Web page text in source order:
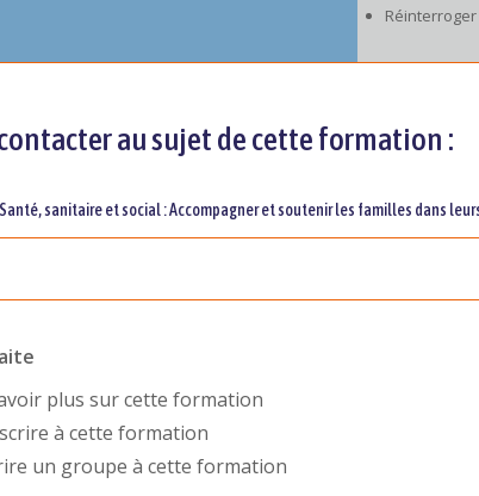
au sujet de cette formation :
sanitaire et social : Accompagner et soutenir les familles dans
plus sur cette formation
à cette formation
un groupe à cette formation